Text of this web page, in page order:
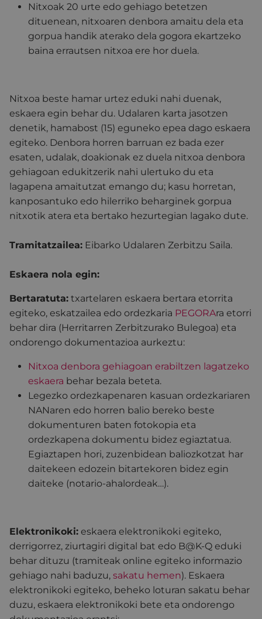
Nitxoak 20 urte edo gehiago betetzen
dituenean, nitxoaren denbora amaitu dela eta
gorpua handik aterako dela gogora ekartzeko
baina errautsen nitxoa ere hor duela.
Nitxoa beste hamar urtez eduki nahi duenak,
eskaera egin behar du. Udalaren karta jasotzen
denetik, hamabost (15) eguneko epea dago eskaera
egiteko. Denbora horren barruan ez bada ezer
esaten, udalak, doakionak ez duela nitxoa denbora
gehiagoan edukitzerik nahi ulertuko du eta
lagapena amaitutzat emango du; kasu horretan,
kanposantuko edo hilerriko beharginek gorpua
nitxotik atera eta bertako hezurtegian lagako dute.
Tramitatzailea: Eibarko Udalaren Zerbitzu Saila.
Eskaera nola egin:
Bertaratuta: txartelaren eskaera bertara etorrita
egiteko, eskatzailea edo ordezkaria PEGORAra etorri
behar dira (Herritarren Zerbitzurako Bulegoa) eta
ondorengo dokumentazioa aurkeztu:
Nitxoa denbora gehiagoan erabiltzen lagatzeko
eskaera behar bezala beteta.
Legezko ordezkapenaren kasuan ordezkariaren
NANaren edo horren balio bereko beste
dokumenturen baten fotokopia eta
ordezkapena dokumentu bidez egiaztatua.
Egiaztapen hori, zuzenbidean baliozkotzat har
daitekeen edozein bitartekoren bidez egin
daiteke (notario-ahalordeak…).
Elektronikoki: eskaera elektronikoki egiteko,
derrigorrez, ziurtagiri digital bat edo B@K-Q eduki
behar dituzu (tramiteak online egiteko informazio
gehiago nahi baduzu, sakatu hemen). Eskaera
elektronikoki egiteko, beheko loturan sakatu behar
duzu, eskaera elektronikoki bete eta ondorengo